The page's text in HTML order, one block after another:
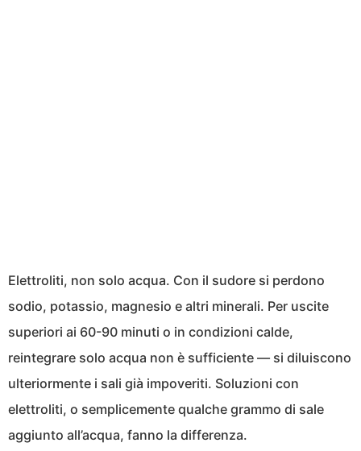
Elettroliti, non solo acqua. Con il sudore si perdono
sodio, potassio, magnesio e altri minerali. Per uscite
superiori ai 60-90 minuti o in condizioni calde,
reintegrare solo acqua non è sufficiente — si diluiscono
ulteriormente i sali già impoveriti. Soluzioni con
elettroliti, o semplicemente qualche grammo di sale
aggiunto all’acqua, fanno la differenza.